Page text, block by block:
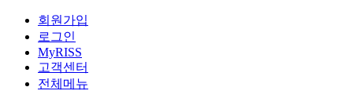
회원가입
로그인
MyRISS
고객센터
전체메뉴